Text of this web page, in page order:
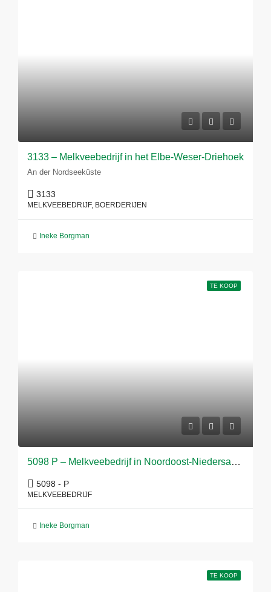
3133 – Melkveebedrijf in het Elbe-Weser-Driehoek
An der Nordseeküste
3133
MELKVEEBEDRIJF, BOERDERIJEN
Ineke Borgman
TE KOOP
5098 P – Melkveebedrijf in Noordoost-Niedersachsen
5098 - P
MELKVEEBEDRIJF
Ineke Borgman
TE KOOP